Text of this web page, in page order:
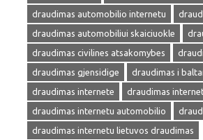
draudimas automobilio internetu
draudimas automobiliui skaiciuokle
draudimas civilines atsakomybes
draudimas gjensidige
draudimas i
draudimas internete
draudimas
draudimas internetu automobilio
draudimas internetu lietuvos draudimas